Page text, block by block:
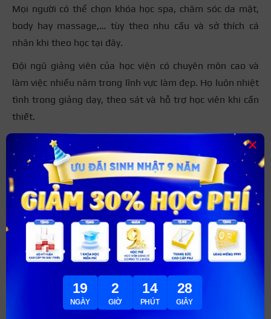
Mọi người có thể chọn khóa học spa, chăm sóc da mặt,
body hay massage,… tùy theo nhu cầu và sở thích cá
nhân khi theo học tại đây.
Đội ngũ giảng viên của học viện có chuyên môn cao và
làm việc nhiều năm trong lĩnh vực làm đẹp. Họ luôn nhiệt
tình trong giảng dạy, theo sát và hỗ trợ học viên khi cần
thiết.
L’Paradis luôn tạo điều kiện để học viên được thực hành
19
NGÀY
2
GIỜ
14
PHÚT
26
GIÂY
×